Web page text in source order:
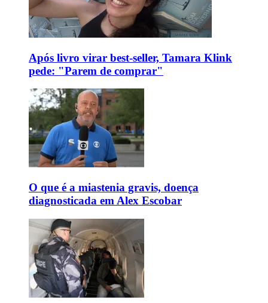
Após livro virar best-seller, Tamara Klink
pede: "Parem de comprar"
O que é a miastenia gravis, doença
diagnosticada em Alex Escobar